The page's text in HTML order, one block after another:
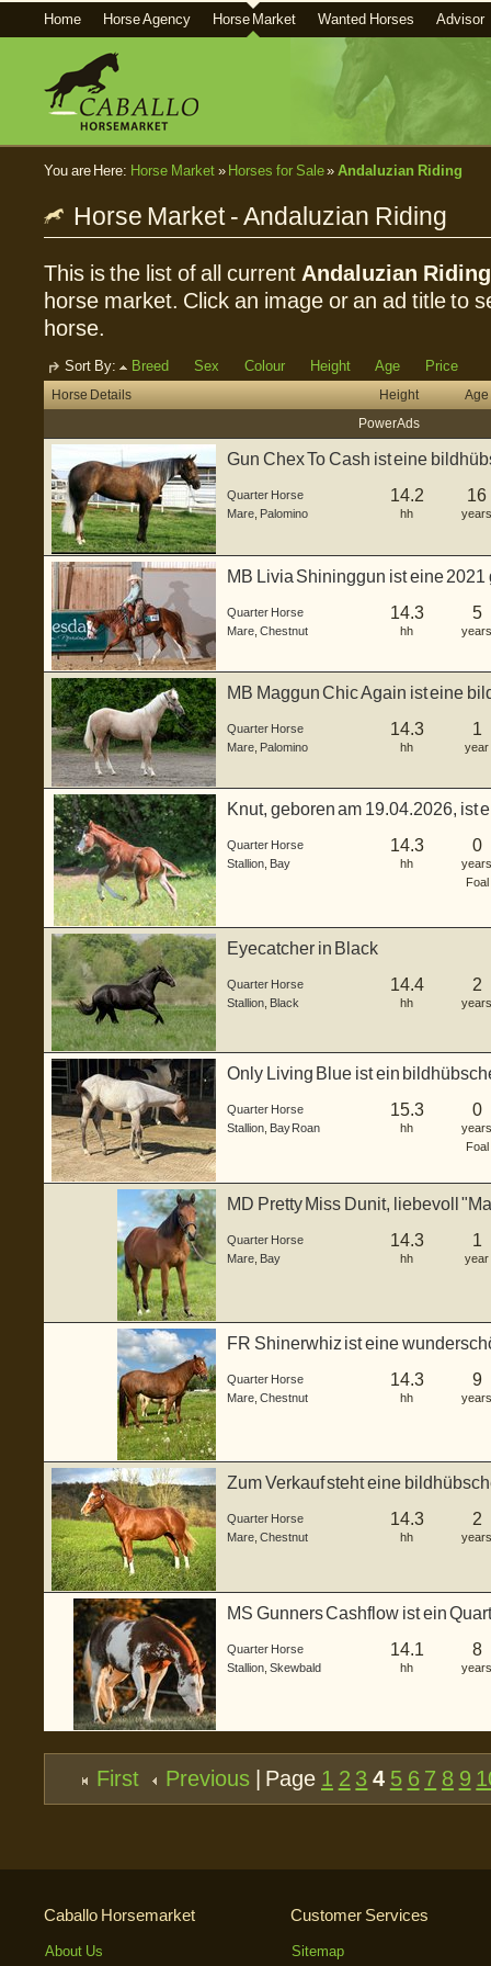
Home Horse Agency Horse Market Wanted Horses Advisor
You are Here: Horse Market» Horses for Sale»Andaluzian Riding
Horse Market - Andaluzian Riding
This is the list of all current Andaluzian
horse market. Click an image or an ad title to
horse.
Sort By: Breed Sex Colour Height Age Price
Horse Details Height
Age
Power Ads
Gun Chex To Cash ist eine
Quarter Horse
Mare Palomino
14.2
hh
16
years
MB Livia Shininggun ist eine
Quarter Horse
Mare Chestnut
14.3
hh
5
years
MB Maggun Chic Again ist eine
Quarter Horse
Mare Palomino
14.3
hh
1
year
Knut, geboren am 19.04.2026, ist
Quarter Horse
Stallion Bay
14.3
hh
0
years
Foal
Eyecatcher in Black
Quarter Horse
Stallion Black
14.4
hh
2
years
Only Living Blue ist ein
Quarter Horse
Stallion Bay Roan
15.3
hh
0
years
Foal
MD Pretty Miss Dunit, liebevoll
Quarter Horse
Mare Bay
14.3
hh
1
year
FR Shinerwhiz ist eine
Quarter Horse
Mare Chestnut
14.3
hh
9
years
Zum Verkauf steht eine
Quarter Horse
Mare Chestnut
14.3
hh
2
years
MS Gunners Cashflow ist ein
Quarter Horse
Stallion Skewbald
14.1
hh
8
years
First Previous| Page 1 2 3 4 5 6 7 8 9
Caballo Horsemarket
About Us
Customer Services
Sitemap